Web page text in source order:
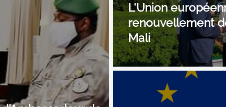
L'Union
renouvellement
Mali